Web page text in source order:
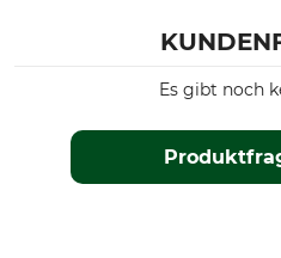
Es gibt noch